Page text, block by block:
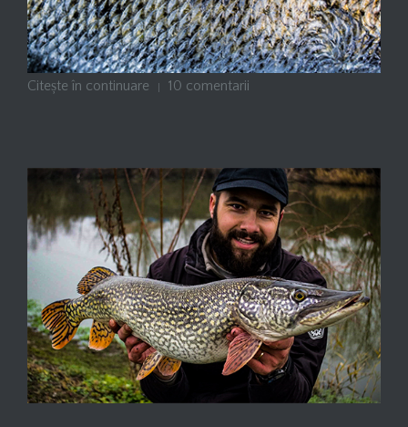
Citește în continuare 10 comentarii